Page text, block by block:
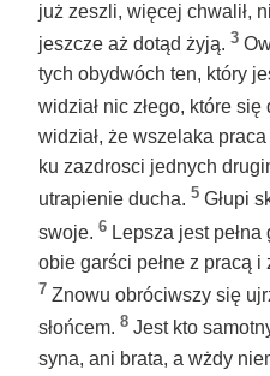
już zeszli, więcej chwalił,
jeszcze aż dotąd żyją. 3
tych obydwóch ten, który
widział nic złego, które się
widział, że wszelaka
ku zazdrosci jednych
utrapienie ducha. 5 Głupi
swoje. 6 Lepsza jest
obie garści pełne z pracą
7 Znowu obróciwszy się
słońcem. 8 Jest kto
syna, ani brata, a wżdy